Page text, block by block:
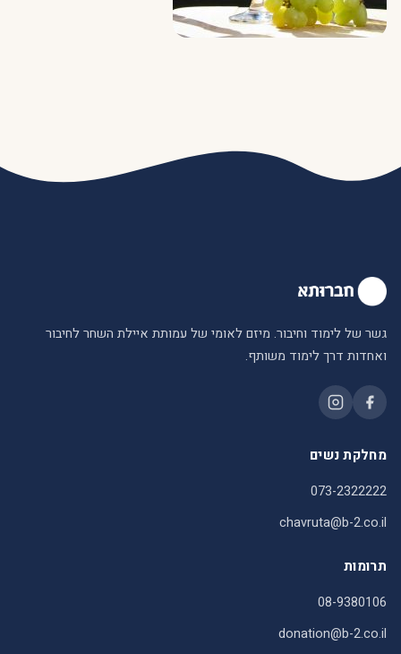
גשר של לימוד וחיבור. מיזם לאומי של עמותת איילת השחר לחיבור
ואחדות דרך לימוד משותף.
מחלקת נשים
073-2322222
chavruta@b-2.co.il
תרומות
08-9380106
donation@b-2.co.il